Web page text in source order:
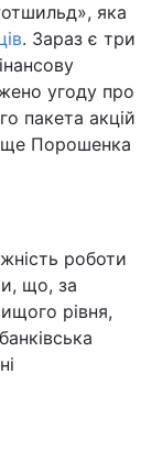
яка
. Зараз є три
угоду про
пакета акцій
Порошенка
роботи
що, за
рівня,